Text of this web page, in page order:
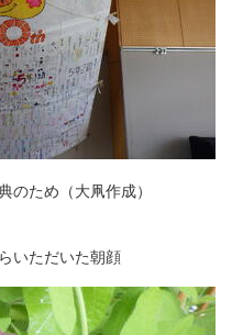
のため（大凧作成）
いただいた朝顔